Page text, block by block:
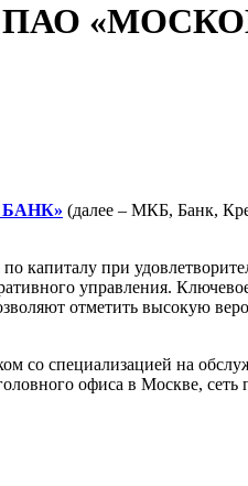
ПАО
(далее – МКБ, Банк,
капиталу при
управления.
отметить высокую
на
офиса в Москве, сеть